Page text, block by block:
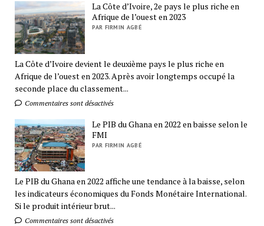
La Côte d’Ivoire, 2e pays le plus riche en
Afrique de l’ouest en 2023
PAR FIRMIN AGBÉ
La Côte d’Ivoire devient le deuxième pays le plus riche en
Afrique de l’ouest en 2023. Après avoir longtemps occupé la
seconde place du classement...
Commentaires sont désactivés
Le PIB du Ghana en 2022 en baisse selon le
FMI
PAR FIRMIN AGBÉ
Le PIB du Ghana en 2022 affiche une tendance à la baisse, selon
les indicateurs économiques du Fonds Monétaire International.
Si le produit intérieur brut...
Commentaires sont désactivés